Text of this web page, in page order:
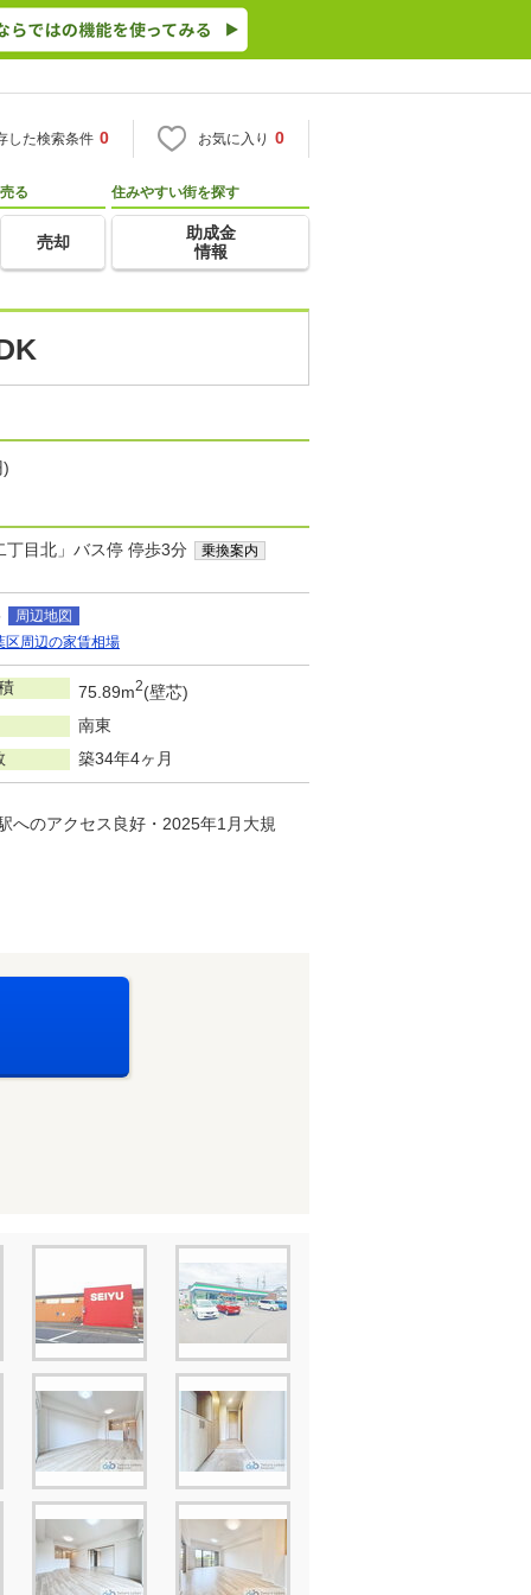
した検索条件 0 お気に入り 0
売る
売却
住みやすい街を探す
助成金
情報
目北」バス停 停歩3分 乗換案内
周辺地図
区周辺の家賃相場
75.89m2(壁芯)
南東
築34年4ヶ月
のアクセス良好・2025年1月大規